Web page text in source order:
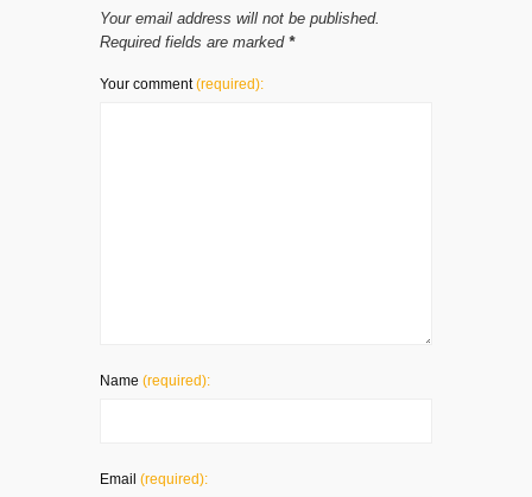
Your email address will not be published.
Required fields are marked *
Your comment(required):
Name (required):
Email (required):